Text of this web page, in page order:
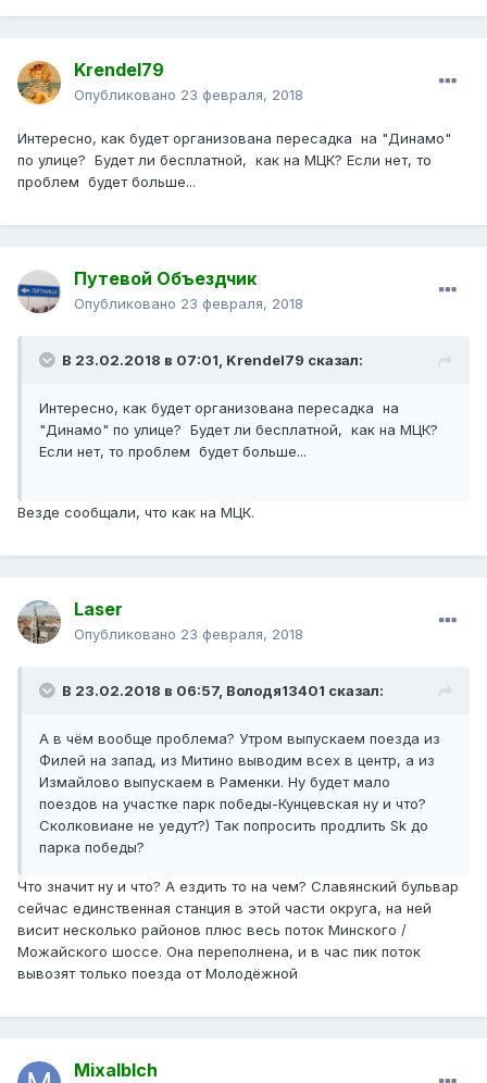
Krendel79
Опубликовано 23 февраля, 2018
Интересно, как будет организована пересадка на "Динамо"
по улице? Будет ли бесплатной, как на МЦК? Если нет, то
проблем будет больше...
Путевой Объездчик
Опубликовано 23 февраля, 2018
В 23.02.2018 в 07:01, Krendel79 сказал:
Интересно, как будет организована пересадка на
"Динамо" по улице? Будет ли бесплатной, как на МЦК?
Если нет, то проблем будет больше...
Везде сообщали, что как на МЦК.
Laser
Опубликовано 23 февраля, 2018
В 23.02.2018 в 06:57, Володя13401 сказал:
А в чём вообще проблема? Утром выпускаем поезда из
Филей на запад, из Митино выводим всех в центр, а из
Измайлово выпускаем в Раменки. Ну будет мало
поездов на участке парк победы-Кунцевская ну и что?
Сколковиане не уедут?) Так попросить продлить Sk до
парка победы?
Что значит ну и что? А ездить то на чем? Славянский бульвар
сейчас единственная станция в этой части округа, на ней
висит несколько районов плюс весь поток Минского /
Можайского шоссе. Она переполнена, и в час пик поток
вывозят только поезда от Молодёжной
Mixalblch